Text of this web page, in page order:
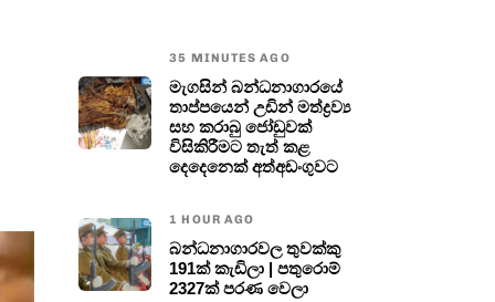
35 MINUTES AGO
මැගසින් බන්ධනාගාරයේ
තාප්පයෙන් උඩින් මත්ද්‍රව්‍ය
සහ කරාබු ජෝඩුවක්
විසිකිරීමට තැත් කළ
දෙදෙනෙක් අත්අඩංගුවට
1 HOUR AGO
බන්ධනාගාරවල තුවක්කු
191ක් කැඩිලා | පතුරොම්
2327ක් පරණ වෙලා